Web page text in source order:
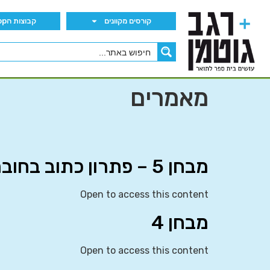
קורסים מקוונים קבוצות הWhatsApp
מאמרים
מבחן 5 – פתרון כתוב בחוברת
Open to access this content
מבחן 4
Open to access this content